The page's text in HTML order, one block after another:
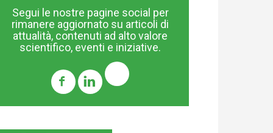
Segui le nostre pagine social per
rimanere aggiornato su articoli di
attualità, contenuti ad alto valore
scientifico, eventi e iniziative.